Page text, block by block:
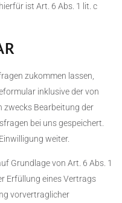
ist Art. 6 Abs. 1 lit. c
zukommen lassen,
inklusive der von
zwecks Bearbeitung der
bei uns gespeichert.
weiter.
Grundlage von Art. 6 Abs. 1
Erfüllung eines Vertrags
vorvertraglicher